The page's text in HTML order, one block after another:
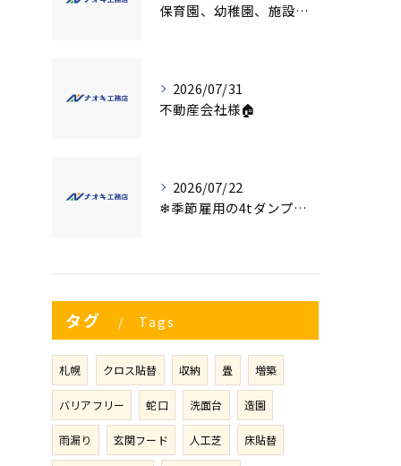
保育園、幼稚園、施設様！！内装リフォームでお悩み事はございませんか？
2026/07/31
不動産会社様🏠
2026/07/22
❄季節雇用の4tダンプの運転手募集⛄
タグ Tags
札幌 クロス貼替 収納 畳 増築
バリアフリー 蛇口 洗面台 造園
雨漏り 玄関フード 人工芝 床貼替